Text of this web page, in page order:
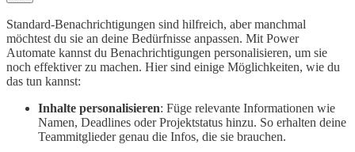
Standard-Benachrichtigungen sind hilfreich, aber manchmal
möchtest du sie an deine Bedürfnisse anpassen. Mit Power
Automate kannst du Benachrichtigungen personalisieren, um sie
noch effektiver zu machen. Hier sind einige Möglichkeiten, wie du
das tun kannst:
Inhalte personalisieren: Füge relevante Informationen wie
Namen, Deadlines oder Projektstatus hinzu. So erhalten deine
Teammitglieder genau die Infos, die sie brauchen.